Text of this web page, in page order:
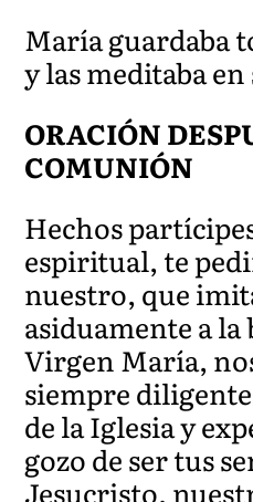
María guardaba
y las meditaba
ORACIÓN
COMUNIÓN
Hechos
espiritual, te
nuestro, que
asiduamente a
Virgen María,
siempre
de la Iglesia y
gozo de ser tus
Jesucristo,